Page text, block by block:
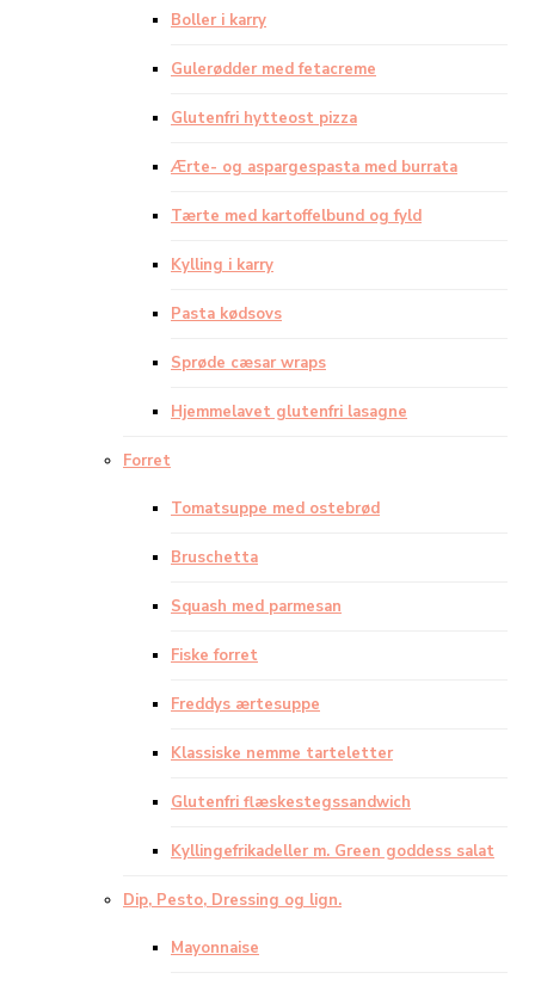
Boller i karry
Gulerødder med fetacreme
Glutenfri hytteost pizza
Ærte- og aspargespasta med burrata
Tærte med kartoffelbund og fyld
Kylling i karry
Pasta kødsovs
Sprøde cæsar wraps
Hjemmelavet glutenfri lasagne
Forret
Tomatsuppe med ostebrød
Bruschetta
Squash med parmesan
Fiske forret
Freddys ærtesuppe
Klassiske nemme tarteletter
Glutenfri flæskestegssandwich
Kyllingefrikadeller m. Green goddess salat
Dip, Pesto, Dressing og lign.
Mayonnaise